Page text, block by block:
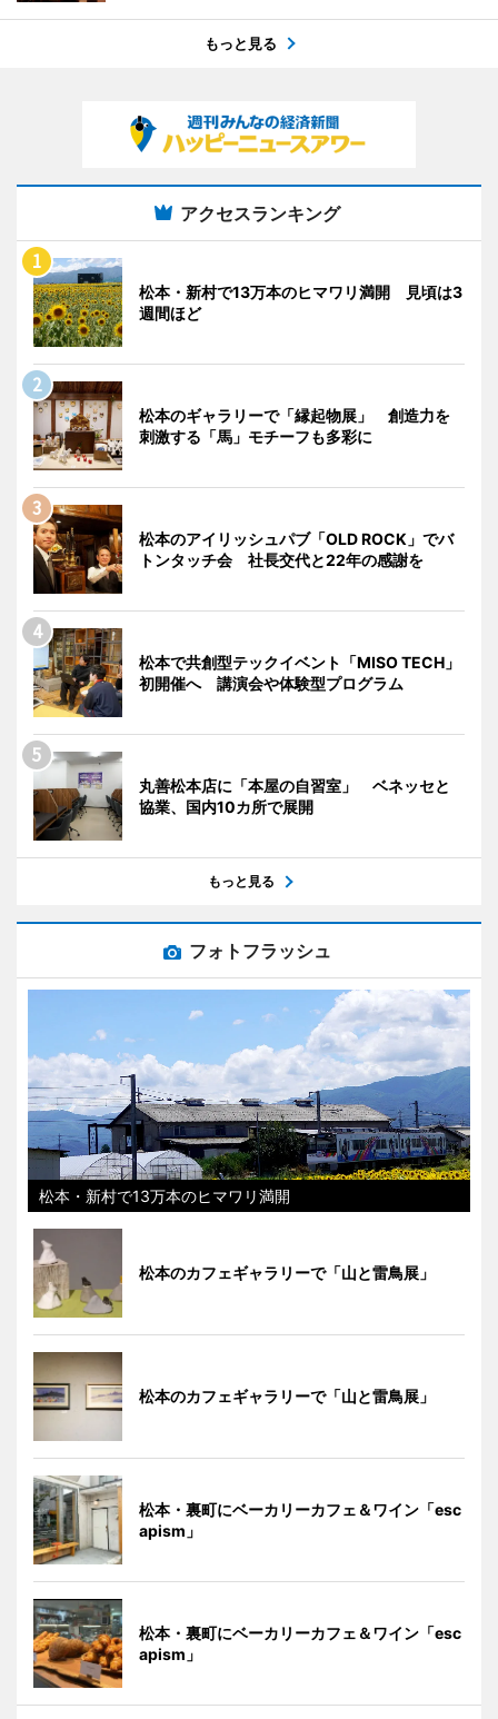
もっと見る
アクセスランキング
松本・新村で13万本のヒマワリ満開 見頃は3
週間ほど
松本のギャラリーで「縁起物展」 創造力を
刺激する「馬」モチーフも多彩に
松本のアイリッシュパブ「OLD ROCK」でバ
トンタッチ会 社長交代と22年の感謝を
松本で共創型テックイベント「MISO TECH」
初開催へ 講演会や体験型プログラム
丸善松本店に「本屋の自習室」 ベネッセと
協業、国内10カ所で展開
もっと見る
フォトフラッシュ
松本・新村で13万本のヒマワリ満開
松本のカフェギャラリーで「山と雷鳥展」
松本のカフェギャラリーで「山と雷鳥展」
松本・裏町にベーカリーカフェ＆ワイン「esc
apism」
松本・裏町にベーカリーカフェ＆ワイン「esc
apism」